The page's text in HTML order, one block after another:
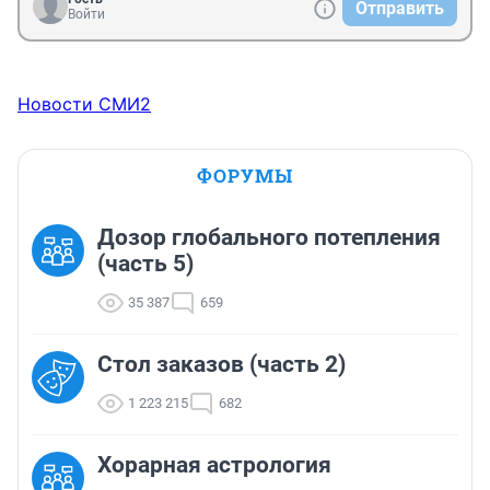
Войти
Отправить
Новости СМИ2
ФОРУМЫ
Дозор глобального потепления
(часть 5)
35 387 659
Стол заказов (часть 2)
1 223 215 682
Хорарная астрология